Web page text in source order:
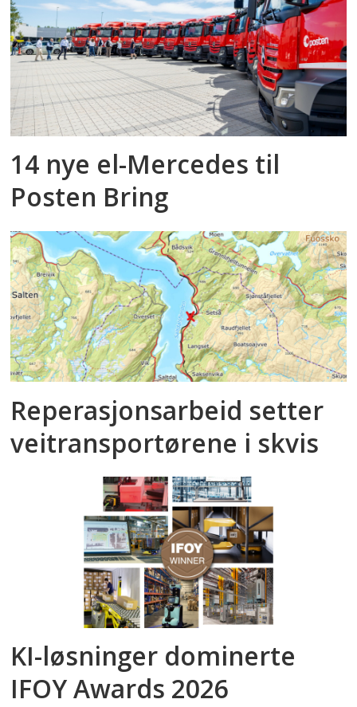
14 nye el-Mercedes til
Posten Bring
Reperasjonsarbeid setter
veitransportørene i skvis
KI-løsninger dominerte
IFOY Awards 2026